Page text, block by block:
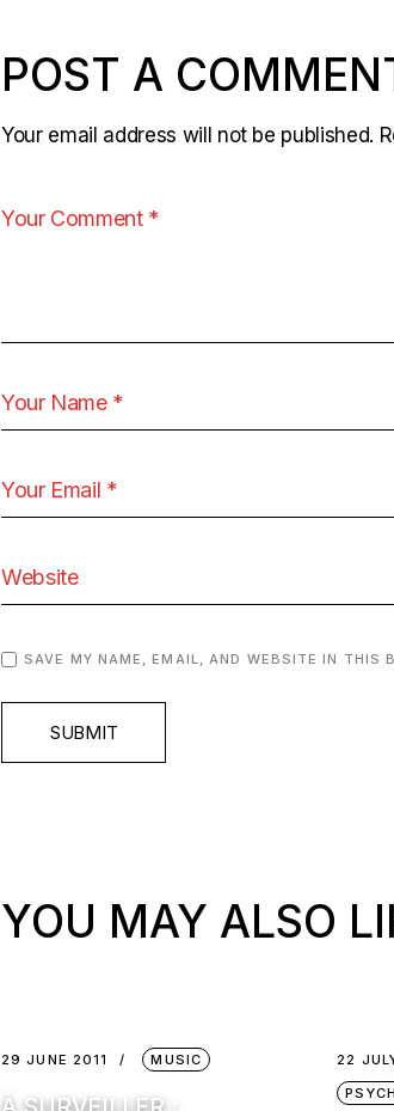
POST A
Your email address will not be published.
SAVE MY NAME, EMAIL, AND WEBSITE IN THIS
SUBMIT
YOU MAY ALSO
29 JUNE 2011 MUSIC 22